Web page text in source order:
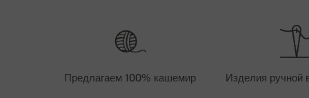
Предлагаем 100% кашемир Изделия ручной